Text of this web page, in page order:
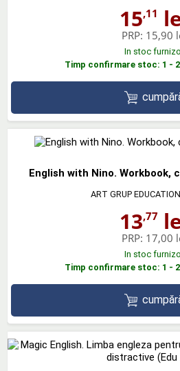
15,11
PRP: 15,90
In stoc
Timp confirmare stoc: 1 -
English with Nino. Workbook,
ART GRUP
13,77
PRP: 17,00
In stoc
Timp confirmare stoc: 1 -